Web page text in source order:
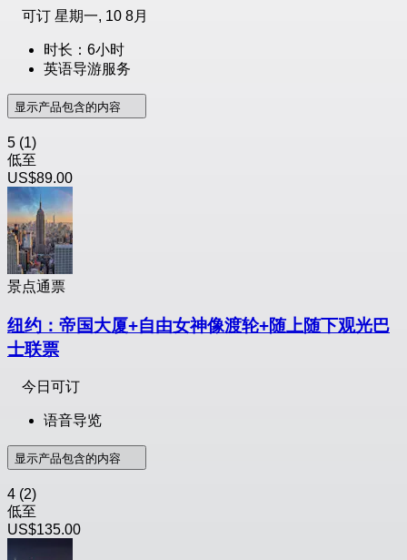
可订 星期一, 10 8月
时长：6小时
英语导游服务
显示产品包含的内容
5 (1)
低至
US$89.00
景点通票
纽约：帝国大厦+自由女神像渡轮+随上随下观光巴
士联票
今日可订
语音导览
显示产品包含的内容
4 (2)
低至
US$135.00